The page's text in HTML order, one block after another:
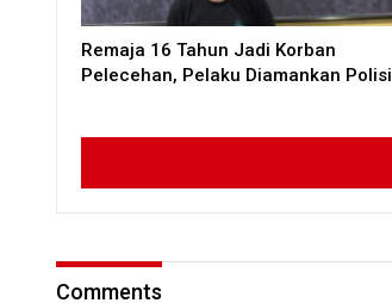
Remaja 16 Tahun Jadi Korban
Pelecehan, Pelaku Diamankan Polisi
Comments